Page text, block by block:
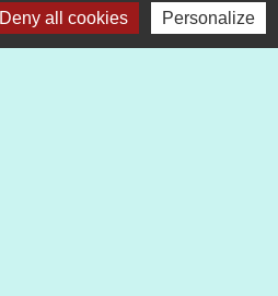
Deny all cookies Personalize